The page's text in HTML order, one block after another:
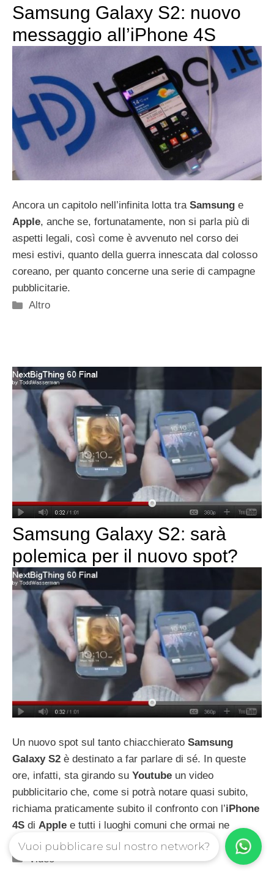
Samsung Galaxy S2: nuovo
messaggio all’iPhone 4S
Ancora un capitolo nell’infinita lotta tra Samsung e
Apple, anche se, fortunatamente, non si parla più di
aspetti legali, così come è avvenuto nel corso dei
mesi estivi, quanto della guerra innescata dal colosso
coreano, per quanto concerne una serie di campagne
pubblicitarie.
Categorie
Altro
Samsung Galaxy S2: sarà
polemica per il nuovo spot?
Un nuovo spot sul tanto chiacchierato Samsung
Galaxy S2 è destinato a far parlare di sé. In queste
ore, infatti, sta girando su Youtube un video
pubblicitario che, come si potrà notare quasi subito,
richiama praticamente subito il confronto con l’iPhone
4S di Apple e tutti i luoghi comuni che ormai ne
derivano.
Video
Vuoi pubblicare sul nostro network?